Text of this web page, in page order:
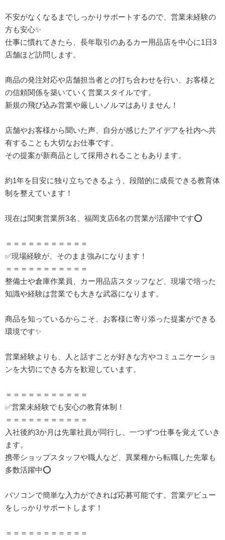
不安がなくなるまでしっかりサポートするので、営業未経験の
方も安心✨
仕事に慣れてきたら、長年取引のあるカー用品店を中心に1日3
店舗ほど訪問します。
商品の発注対応や店舗担当者との打ち合わせを行い、お客様と
の信頼関係を築いていく営業スタイルです。
新規の飛び込み営業や厳しいノルマはありません！
店舗やお客様から聞いた声、自分が感じたアイデアを社内へ共
有することも大切なお仕事です。
その提案が新商品として採用されることもあります。
約1年を目安に独り立ちできるよう、段階的に成長できる教育体
制を整えています！
現在は関東営業所3名、福岡支店6名の営業が活躍中です⭕️
＝＝＝＝＝＝＝＝＝＝＝
✅現場経験が、そのまま強みになります！
＝＝＝＝＝＝＝＝＝＝＝
整備士や倉庫作業員、カー用品店スタッフなど、現場で培った
知識や経験は営業でも大きな武器になります。
商品を知っているからこそ、お客様に寄り添った提案ができる
環境です✨
営業経験よりも、人と話すことが好きな方やコミュニケーショ
ンを大切にできる方を歓迎しています。
＝＝＝＝＝＝＝＝＝＝＝
✅営業未経験でも安心の教育体制！
＝＝＝＝＝＝＝＝＝＝＝
入社後約3か月は先輩社員が同行し、一つずつ仕事を覚えていき
ます。
携帯ショップスタッフや職人など、異業種から転職した先輩も
多数活躍中⭕️
パソコンで簡単な入力ができれば応募可能です。営業デビュー
をしっかりサポートします！
＝＝＝＝＝＝＝＝＝＝＝